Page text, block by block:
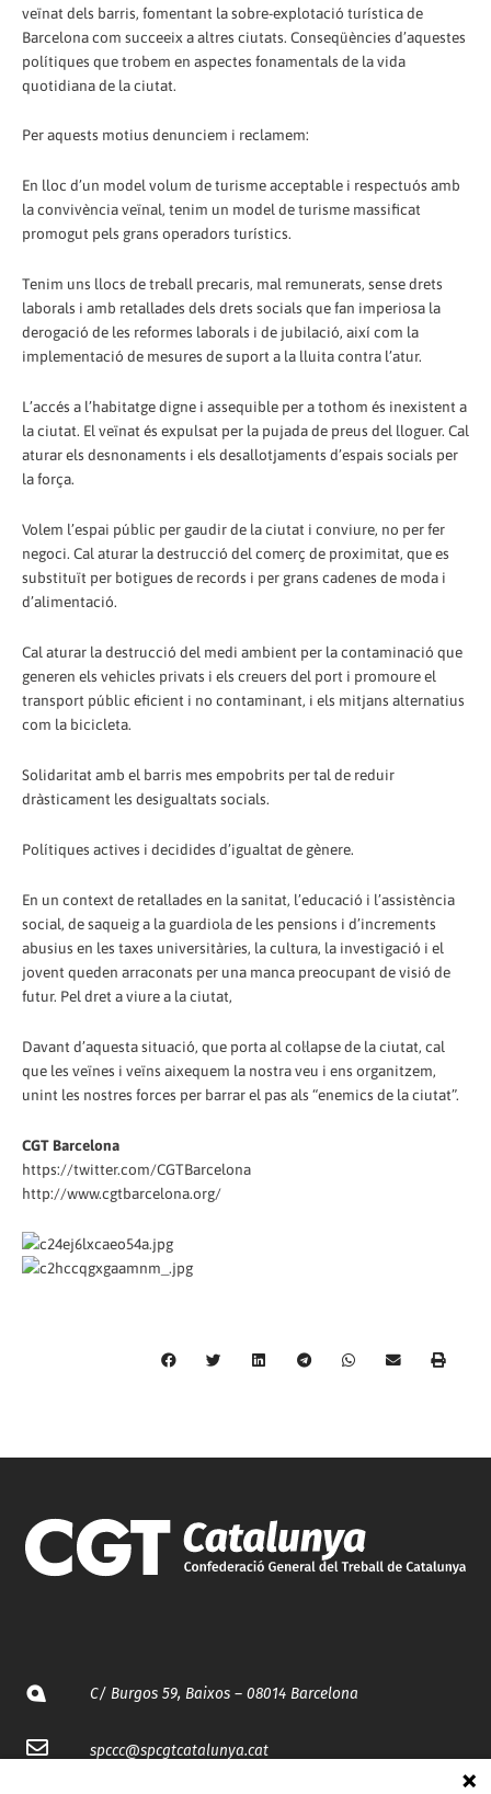
veïnat dels barris, fomentant la sobre-explotació turística de
Barcelona com succeeix a altres ciutats. Conseqüències d’aquestes
polítiques que trobem en aspectes fonamentals de la vida
quotidiana de la ciutat.
Per aquests motius denunciem i reclamem:
En lloc d’un model volum de turisme acceptable i respectuós amb
la convivència veïnal, tenim un model de turisme massificat
promogut pels grans operadors turístics.
Tenim uns llocs de treball precaris, mal remunerats, sense drets
laborals i amb retallades dels drets socials que fan imperiosa la
derogació de les reformes laborals i de jubilació, així com la
implementació de mesures de suport a la lluita contra l’atur.
L’accés a l’habitatge digne i assequible per a tothom és inexistent a
la ciutat. El veïnat és expulsat per la pujada de preus del lloguer. Cal
aturar els desnonaments i els desallotjaments d’espais socials per
la força.
Volem l’espai públic per gaudir de la ciutat i conviure, no per fer
negoci. Cal aturar la destrucció del comerç de proximitat, que es
substituït per botigues de records i per grans cadenes de moda i
d’alimentació.
Cal aturar la destrucció del medi ambient per la contaminació que
generen els vehicles privats i els creuers del port i promoure el
transport públic eficient i no contaminant, i els mitjans alternatius
com la bicicleta.
Solidaritat amb el barris mes empobrits per tal de reduir
dràsticament les desigualtats socials.
Polítiques actives i decidides d’igualtat de gènere.
En un context de retallades en la sanitat, l’educació i l’assistència
social, de saqueig a la guardiola de les pensions i d’increments
abusius en les taxes universitàries, la cultura, la investigació i el
jovent queden arraconats per una manca preocupant de visió de
futur. Pel dret a viure a la ciutat,
Davant d’aquesta situació, que porta al col·lapse de la ciutat, cal
que les veïnes i veïns aixequem la nostra veu i ens organitzem,
unint les nostres forces per barrar el pas als “enemics de la ciutat”.
CGT Barcelona
https://twitter.com/CGTBarcelona
http://www.cgtbarcelona.org/
C/ Burgos 59, Baixos – 08014 Barcelona
spccc@spcgtcatalunya.cat